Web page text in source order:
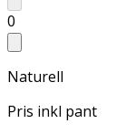
0
Naturell
Pris inkl pant